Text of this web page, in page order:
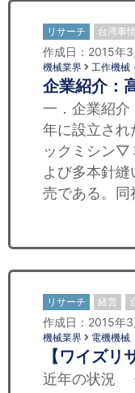
リサーチ 台湾事情
作成日：2015年
機械業界 工作機械
企業紹介：
一．企業紹
年に設立さ
ックミシン▽
よび多本針
売である。
リサーチ 経営
作成日：2015年3
機械業界 電機機械
【ワイズ
近年の状況